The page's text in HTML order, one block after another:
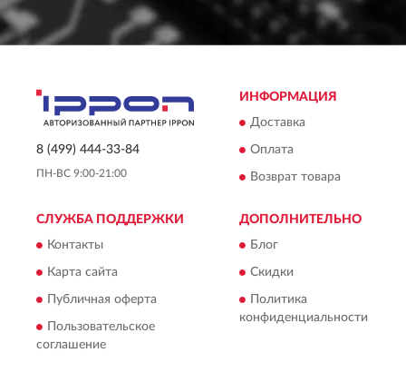
8 (499) 444-33-84
ПН-ВС 9:00-21:00
ИНФОРМАЦИЯ
Доставка
Оплата
Возврат товара
СЛУЖБА ПОДДЕРЖКИ
Контакты
Карта сайта
Публичная оферта
Пользовательское
соглашение
ДОПОЛНИТЕЛЬНО
Блог
Скидки
Политика
конфиденциальности